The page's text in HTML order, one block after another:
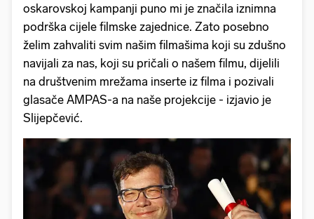
oskarovskoj kampanji puno mi je značila iznimna
podrška cijele filmske zajednice. Zato posebno
želim zahvaliti svim našim filmašima koji su zdušno
navijali za nas, koji su pričali o našem filmu, dijelili
na društvenim mrežama inserte iz filma i pozivali
glasače AMPAS-a na naše projekcije - izjavio je
Slijepčević.